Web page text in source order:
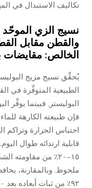
تكاليف الاستبدال في
نسيج الزي الموحّد
والقطن مقابل
الخالص: مقايضات
يُحقِّق نسيج مزيج
الطبيعية المتوفِّرة في
البوليستر. فبينما يوفِّر
فإن طبيعته الكارهة
احتباس الحرارة
قابلية ارتدائه طوال
١٥–٢٠٪ من
ملحوظ. وبالمقارنة،